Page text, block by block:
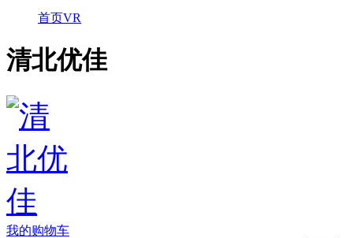
首页VR
清北优佳
我的购物车